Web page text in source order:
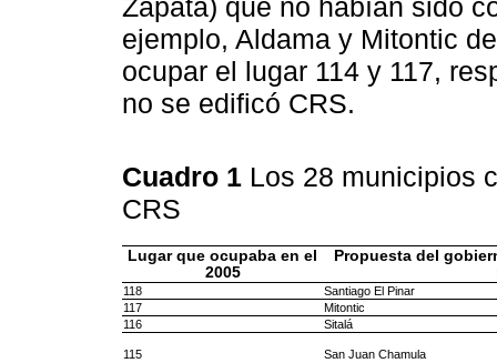
Zapata) que no habían sido
ejemplo, Aldama y Mitontic
ocupar el lugar 114 y 117,
no se edificó CRS.
Cuadro 1 Los 28 municipios
CRS
Lugar que ocupaba en el
2005
Propuesta del
118
Santiago El Pinar
117
Mitontic
116
Sitalá
115 San Juan Chamula